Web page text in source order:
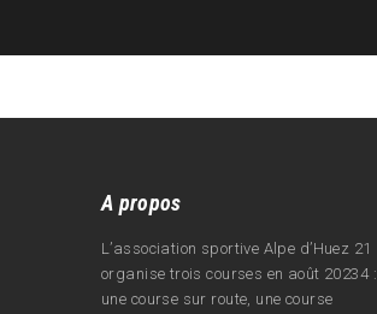
A propos
L’association sportive Alpe d’Huez 21
organise trois courses en août 20234 :
une course sur route, une course